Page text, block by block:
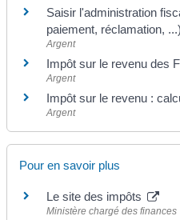
Saisir l'administration
paiement, réclamation, ...)
Argent
Impôt sur le revenu des
Argent
Impôt sur le revenu :
Argent
Pour en savoir plus
Le site des impôts
Ministère chargé des finances